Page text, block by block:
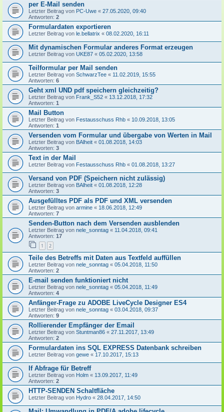
per E-Mail senden
Letzter Beitrag von PC-Uwe « 27.05.2020, 09:40
Antworten: 2
Formulardaten exportieren
Letzter Beitrag von le.bellatrix « 08.02.2020, 16:11
Mit dynamischen Formular anderes Format erzeugen
Letzter Beitrag von UKE87 « 05.02.2020, 13:58
Teilformular per Mail senden
Letzter Beitrag von SchwarzTee « 11.02.2019, 15:55
Antworten: 6
Geht xml UND pdf speichern gleichzeitig?
Letzter Beitrag von Frank_S52 « 13.12.2018, 17:32
Antworten: 1
Mail Button
Letzter Beitrag von Festausschuss Rhb « 10.09.2018, 13:05
Antworten: 1
Versenden vom Formular und übergabe von Werten in Mail
Letzter Beitrag von BAlheit « 01.08.2018, 14:03
Antworten: 3
Text in der Mail
Letzter Beitrag von Festausschuss Rhb « 01.08.2018, 13:27
Versand von PDF (Speichern nicht zulässig)
Letzter Beitrag von BAlheit « 01.08.2018, 12:28
Antworten: 3
Ausgefülltes PDF als PDF und XML versenden
Letzter Beitrag von armine « 18.06.2018, 12:49
Antworten: 7
Senden-Button nach dem Versenden ausblenden
Letzter Beitrag von nele_sonntag « 11.04.2018, 09:41
Antworten: 17
1 2
Teile des Betreffs mit Daten aus Textfeld auffüllen
Letzter Beitrag von nele_sonntag « 05.04.2018, 11:50
Antworten: 2
E-mail senden funktioniert nicht
Letzter Beitrag von nele_sonntag « 05.04.2018, 11:49
Antworten: 4
Anfänger-Frage zu ADOBE LiveCycle Designer ES4
Letzter Beitrag von nele_sonntag « 03.04.2018, 09:37
Antworten: 9
Rollierender Empfänger der Email
Letzter Beitrag von Stuntman86 « 27.11.2017, 13:49
Antworten: 2
Formulardaten ins SQL EXPRESS Datenbank schreiben
Letzter Beitrag von gewe « 17.10.2017, 15:13
If Abfrage für Betreff
Letzter Beitrag von Holm « 13.09.2017, 11:49
Antworten: 2
HTTP-SENDEN Schaltfläche
Letzter Beitrag von Hydro « 28.04.2017, 14:50